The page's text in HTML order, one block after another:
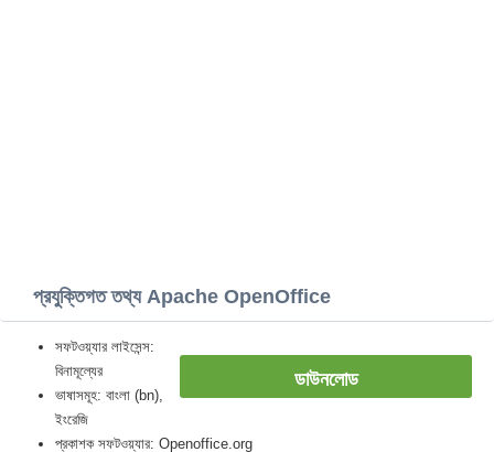
প্রযুক্তিগত তথ্য Apache OpenOffice
ডাউনলোড
সফটওয়্যার লাইসেন্স:
বিনামূল্যের
ভাষাসমূহ: বাংলা (bn),
ইংরেজি
প্রকাশক সফটওয়্যার: Openoffice.org